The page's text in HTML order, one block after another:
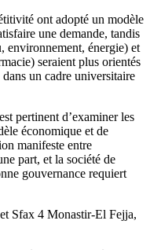
ont adopté un modèle
une demande, tandis
environnement, énergie) et
seraient plus orientés
un cadre universitaire
pertinent d’examiner les
économique et de
manifeste entre
part, et la société de
gouvernance requiert
Sfax 4 Monastir-El Fejja,